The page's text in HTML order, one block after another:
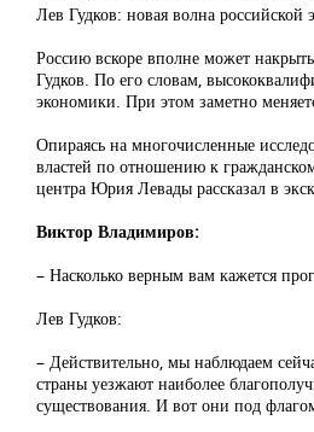
Лев Гудков: новая волна
Россию вскоре вполне может
Гудков. По его словам,
экономики. При этом заметно
Опираясь на многочисленные
властей по отношению к
центра Юрия Левады рассказал в
Виктор Владимиров:
– Насколько верным вам кажется
Лев Гудков:
– Действительно, мы наблюдаем
страны уезжают наиболее
существования. И вот они под